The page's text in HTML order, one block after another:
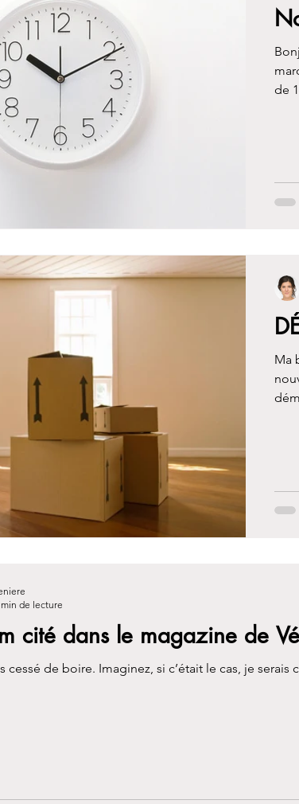
de
Ma
cité dans le magazine de
cessé de boire. Imaginez, si c’était le cas, je
de lecture